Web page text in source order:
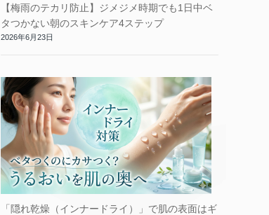
【梅雨のテカリ防止】ジメジメ時期でも1日中ベ
タつかない朝のスキンケア4ステップ
2026年6月23日
「隠れ乾燥（インナードライ）」で肌の表面はギ